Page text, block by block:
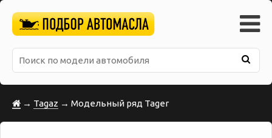
→ Tagaz → Модельный ряд Tager